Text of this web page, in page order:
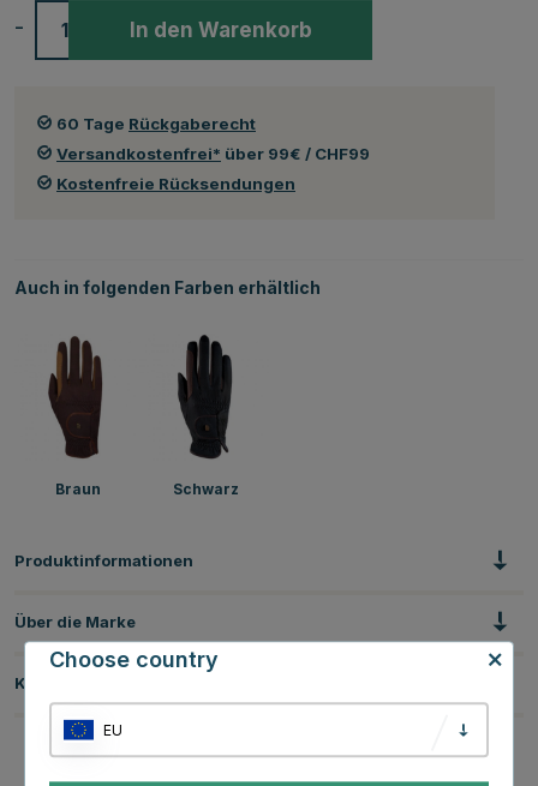
- In den Warenkorb
60 Tage Rückgaberecht
Versandkostenfrei* über 99€ / CHF99
Kostenfreie Rücksendungen
Auch in folgenden Farben erhältlich
Braun Schwarz
Produktinformationen
Über die Marke
Kundenbewertungen
Choose country
EU